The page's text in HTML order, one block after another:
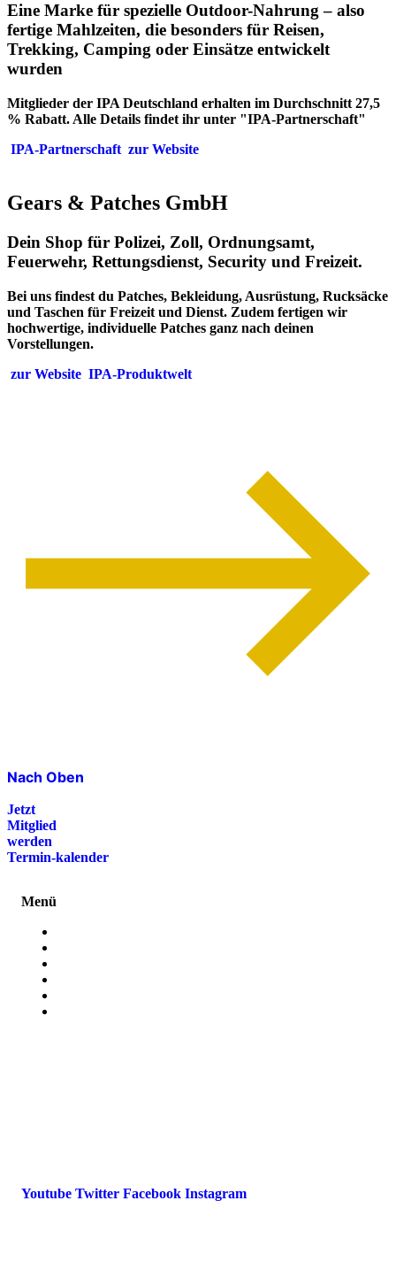
Eine Marke für spezielle Outdoor-Nahrung – also
fertige Mahlzeiten, die besonders für Reisen,
Trekking, Camping oder Einsätze entwickelt
wurden
Mitglieder der IPA Deutschland erhalten im Durchschnitt 27,5
% Rabatt. Alle Details findet ihr unter "IPA-Partnerschaft"
IPA-Partnerschaft zur Website
Gears & Patches GmbH
Dein Shop für Polizei, Zoll, Ordnungsamt,
Feuerwehr, Rettungsdienst, Security und Freizeit.
Bei uns findest du Patches, Bekleidung, Ausrüstung, Rucksäcke
und Taschen für Freizeit und Dienst. Zudem fertigen wir
hochwertige, individuelle Patches ganz nach deinen
Vorstellungen.
zur Website IPA-Produktwelt
Nach Oben
Jetzt
Mitglied
werden
Termin-kalender
Menü
Youtube Twitter Facebook Instagram